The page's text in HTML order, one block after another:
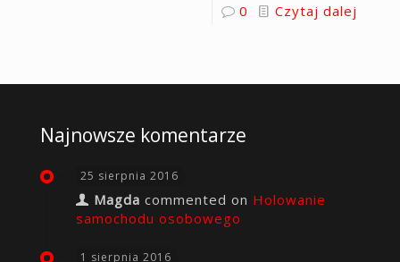
0 Czytaj dalej
Najnowsze komentarze
25 sierpnia 2016
Magda commented on Holowanie
samochodu osobowego
1 sierpnia 2016